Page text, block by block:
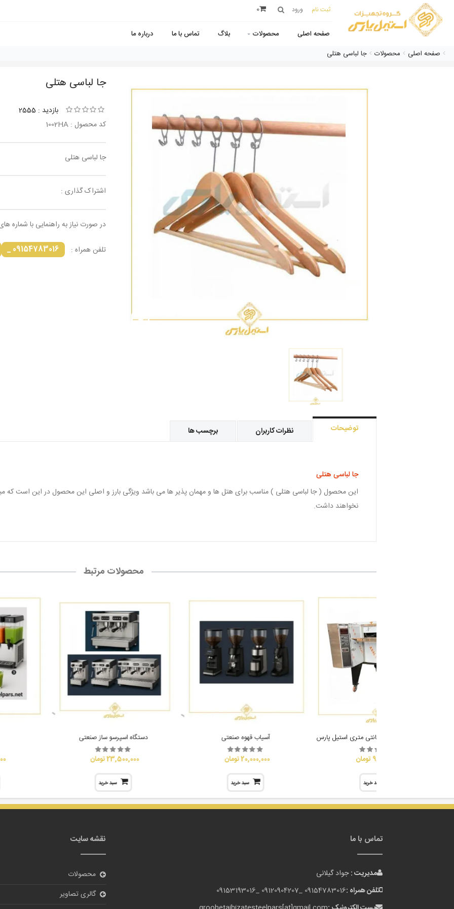
ثبت نام ورود 0
صفحه اصلی محصولات بلاگ تماس با ما
درباره ما
صفحه اصلی
محصولات جا لباسی هتلی
جا لباسی هتلی
بازدید : 2555
کد محصول : 1002HA
جا لباسی هتلی
اشتراک گذاری :
در صورت نیاز به راهنمایی با شماره
تلفن همراه : 09154783016 _
توضیحات نظرات کاربران برچسب ها
جا لباسی هتلی
این محصول ( جا لباسی هتلی ) مناسب برای هتل ها و مهمان پذیر ها می باشد ویژگی بارز و اصلی این محصول در این است که
نخواهند داشت.
محصولات مرتبط
98,000,000 تومان
سبد خرید
آسیاب قهوه صنعتی
20,000,000 تومان
سبد خرید
دستگاه اسپرسو ساز صنعتی
23,500,000 تومان
سبد خرید
تماس با ما
مدیریت :جواد گیلانی
تلفن همراه :09154783016 _
09120904207 _
09153193016
نقشه سایت
محصولات
گالری تصاویر